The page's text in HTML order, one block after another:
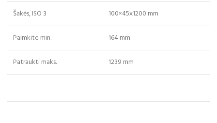
Šakės, ISO 3 100×45х1200 mm
Paimkite min. 164 mm
Patraukti maks. 1239 mm